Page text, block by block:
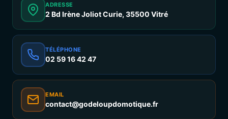
ADRESSE
2 Bd Irène Joliot Curie, 35500 Vitré
TÉLÉPHONE
02 59 16 42 47
EMAIL
contact@godeloupdomotique.fr